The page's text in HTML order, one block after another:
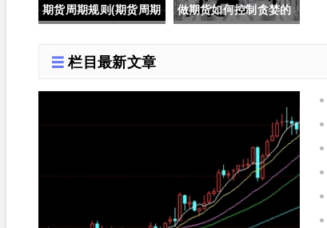
期货周期规则(期货周期
做期货如何控制贪婪的
栏目最新文章